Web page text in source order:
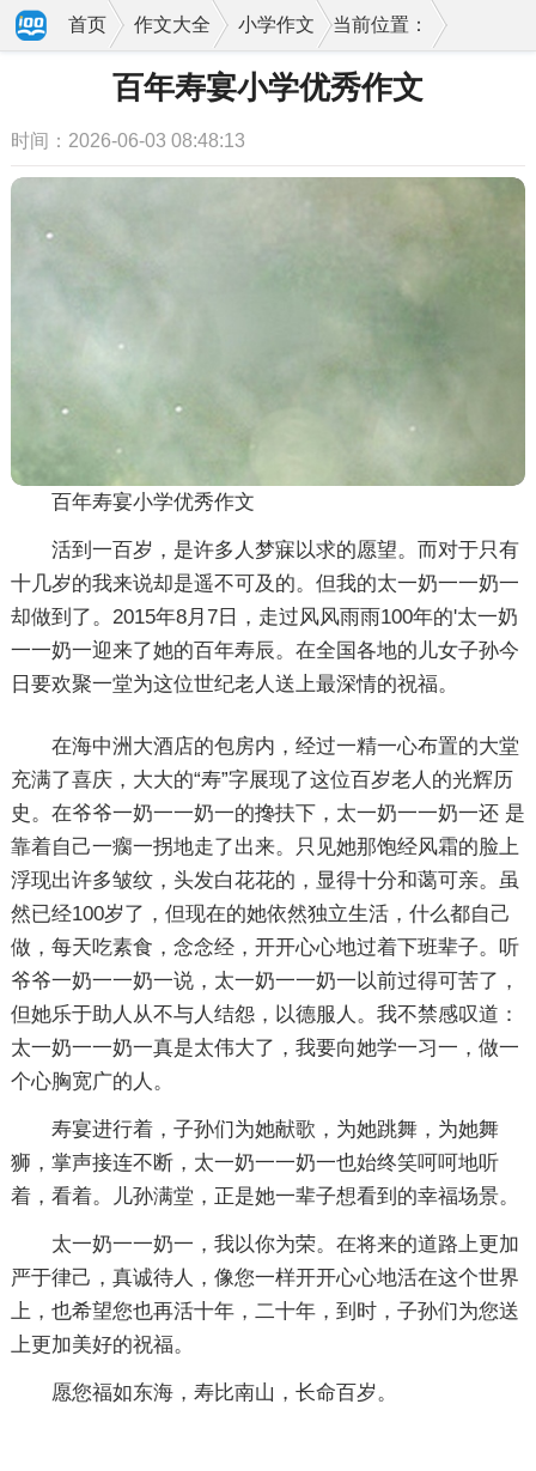
当前位置：
首页 作文大全 小学作文
百年寿宴小学优秀作文
时间：2026-06-03 08:48:13
百年寿宴小学优秀作文
活到一百岁，是许多人梦寐以求的愿望。而对于只有
十几岁的我来说却是遥不可及的。但我的太一奶一一奶一
却做到了。2015年8月7日，走过风风雨雨100年的'太一奶
一一奶一迎来了她的百年寿辰。在全国各地的儿女子孙今
日要欢聚一堂为这位世纪老人送上最深情的祝福。
在海中洲大酒店的包房内，经过一精一心布置的大堂
充满了喜庆，大大的“寿”字展现了这位百岁老人的光辉历
史。在爷爷一奶一一奶一的搀扶下，太一奶一一奶一还 是
靠着自己一瘸一拐地走了出来。只见她那饱经风霜的脸上
浮现出许多皱纹，头发白花花的，显得十分和蔼可亲。虽
然已经100岁了，但现在的她依然独立生活，什么都自己
做，每天吃素食，念念经，开开心心地过着下班辈子。听
爷爷一奶一一奶一说，太一奶一一奶一以前过得可苦了，
但她乐于助人从不与人结怨，以德服人。我不禁感叹道：
太一奶一一奶一真是太伟大了，我要向她学一习一，做一
个心胸宽广的人。
寿宴进行着，子孙们为她献歌，为她跳舞，为她舞
狮，掌声接连不断，太一奶一一奶一也始终笑呵呵地听
着，看着。儿孙满堂，正是她一辈子想看到的幸福场景。
太一奶一一奶一，我以你为荣。在将来的道路上更加
严于律己，真诚待人，像您一样开开心心地活在这个世界
上，也希望您也再活十年，二十年，到时，子孙们为您送
上更加美好的祝福。
愿您福如东海，寿比南山，长命百岁。